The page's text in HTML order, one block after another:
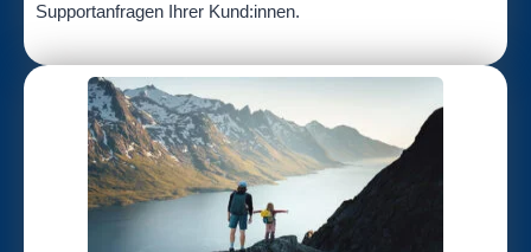
Supportanfragen Ihrer Kund:innen.